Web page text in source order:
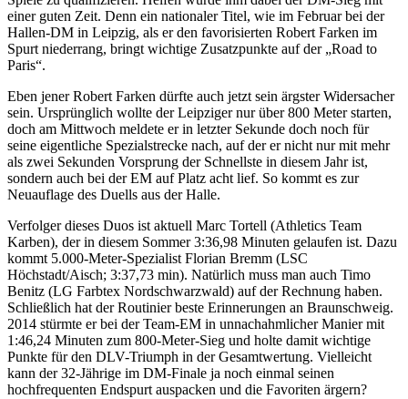
einer guten Zeit. Denn ein nationaler Titel, wie im Februar bei der
Hallen-DM in Leipzig, als er den favorisierten Robert Farken im
Spurt niederrang, bringt wichtige Zusatzpunkte auf der „Road to
Paris“.
Eben jener Robert Farken dürfte auch jetzt sein ärgster Widersacher
sein. Ursprünglich wollte der Leipziger nur über 800 Meter starten,
doch am Mittwoch meldete er in letzter Sekunde doch noch für
seine eigentliche Spezialstrecke nach, auf der er nicht nur mit mehr
als zwei Sekunden Vorsprung der Schnellste in diesem Jahr ist,
sondern auch bei der EM auf Platz acht lief. So kommt es zur
Neuauflage des Duells aus der Halle.
Verfolger dieses Duos ist aktuell Marc Tortell (Athletics Team
Karben), der in diesem Sommer 3:36,98 Minuten gelaufen ist. Dazu
kommt 5.000-Meter-Spezialist Florian Bremm (LSC
Höchstadt/Aisch; 3:37,73 min). Natürlich muss man auch Timo
Benitz (LG Farbtex Nordschwarzwald) auf der Rechnung haben.
Schließlich hat der Routinier beste Erinnerungen an Braunschweig.
2014 stürmte er bei der Team-EM in unnachahmlicher Manier mit
1:46,24 Minuten zum 800-Meter-Sieg und holte damit wichtige
Punkte für den DLV-Triumph in der Gesamtwertung. Vielleicht
kann der 32-Jährige im DM-Finale ja noch einmal seinen
hochfrequenten Endspurt auspacken und die Favoriten ärgern?